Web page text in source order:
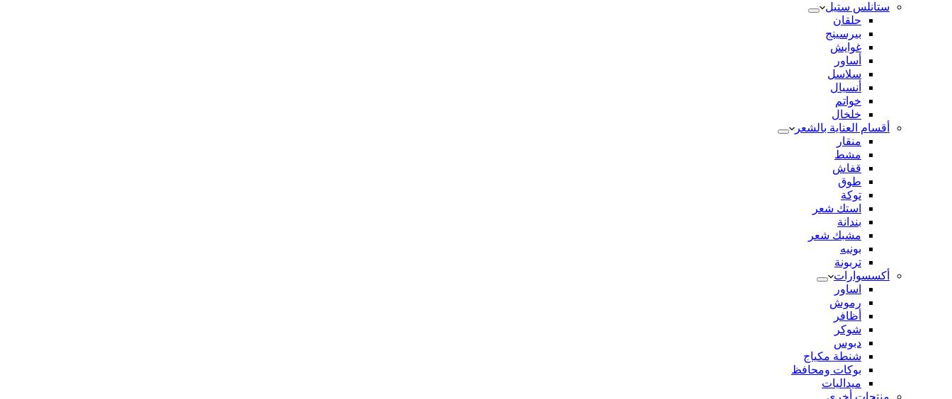
ستانلس ستيل
حلقان
بيرسينج
غوايش
أساور
سلاسل
أنسيال
خواتم
خلخال
أقسام العناية بالشعر
منقار
مشط
قفاش
طوق
توكة
استك شعر
بندانة
مشبك شعر
بونيه
تربونة
أكسسوارات
اساور
رموش
أظافر
شوكر
دبوس
شنطة مكياج
بوكات ومحافظ
ميداليات
منتجات أخري